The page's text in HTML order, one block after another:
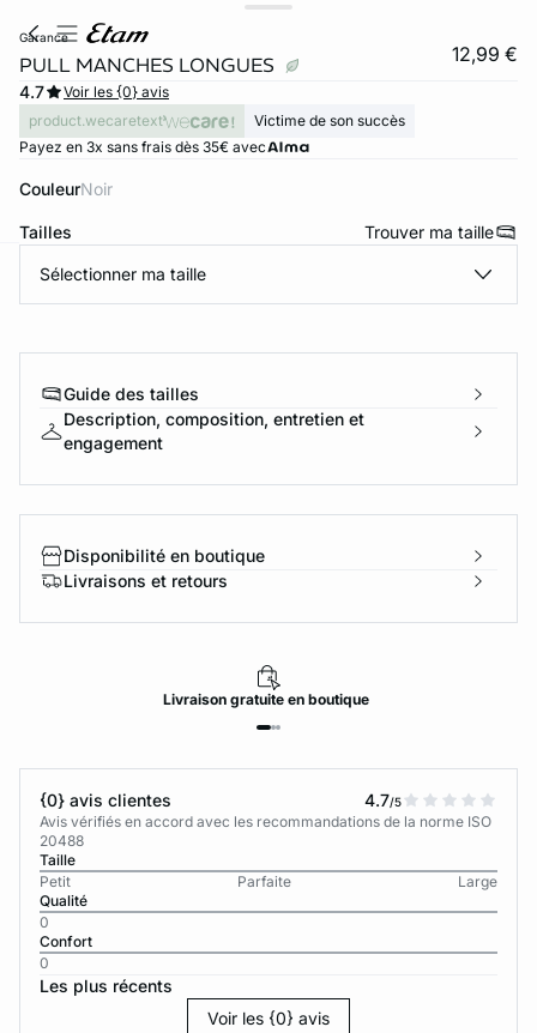
garance
PULL MANCHES LONGUES 12,99 €
4.7
Voir les {0} avis
product.wecaretext
Victime de son succès
Payez en 3x sans frais dès 35€ avec
Couleur noir
Tailles Trouver ma taille
Sélectionner ma taille
Guide des tailles
Description, composition, entretien et
engagement
Disponibilité en boutique
Livraisons et retours
Livraisongratuiteen boutique
{0} avis clientes 4.7/5
Avis vérifiés en accord avec les recommandations de la norme ISO
20488
Taille
Petit
Parfaite
Large
Qualité
0
Confort
0
Les plus récents
Voir les {0} avis